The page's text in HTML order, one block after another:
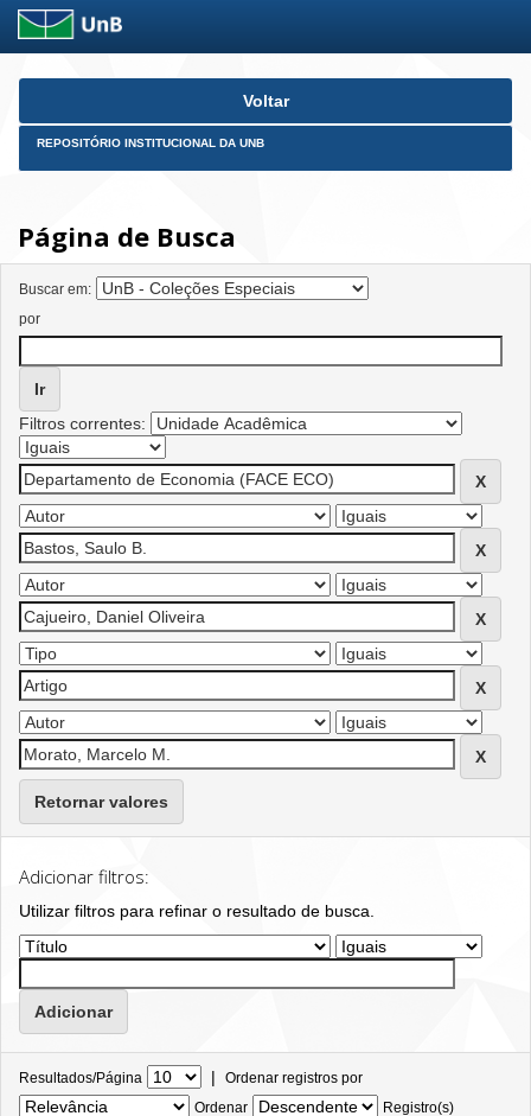
Skip
Voltar
REPOSITÓRIO INSTITUCIONAL DA UNB
Página de Busca
Buscar em:
por
Filtros correntes:
Retornar valores
Adicionar filtros:
Utilizar filtros para refinar o resultado de busca.
Resultados/Página | Ordenar registros por
Ordenar
Registro(s)